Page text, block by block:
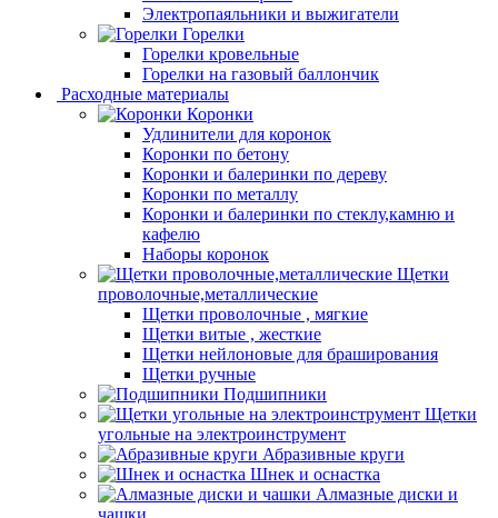
Электропаяльники и выжигатели
Горелки
Горелки кровельные
Горелки на газовый баллончик
Расходные материалы
Коронки
Удлинители для коронок
Коронки по бетону
Коронки и балеринки по дереву
Коронки по металлу
Коронки и балеринки по стеклу,камню и
кафелю
Наборы коронок
Щетки
проволочные,металлические
Щетки проволочные , мягкие
Щетки витые , жесткие
Щетки нейлоновые для браширования
Щетки ручные
Подшипники
Щетки
угольные на электроинструмент
Абразивные круги
Шнек и оснастка
Алмазные диски и
чашки